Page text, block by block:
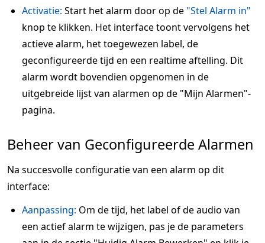
Activatie: Start het alarm door op de "Stel Alarm in"
knop te klikken. Het interface toont vervolgens het
actieve alarm, het toegewezen label, de
geconfigureerde tijd en een realtime aftelling. Dit
alarm wordt bovendien opgenomen in de
uitgebreide lijst van alarmen op de "Mijn Alarmen"-
pagina.
Beheer van Geconfigureerde Alarmen
Na succesvolle configuratie van een alarm op dit
interface:
Aanpassing: Om de tijd, het label of de audio van
een actief alarm te wijzigen, pas je de parameters